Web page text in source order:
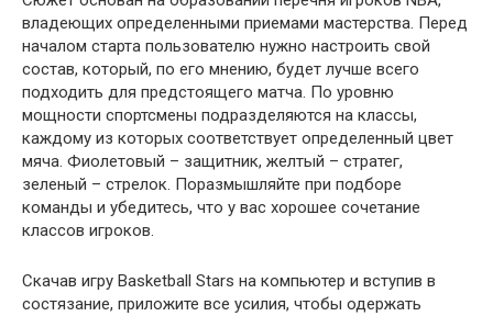
владеющих определенными приемами мастерства. Перед
началом старта пользователю нужно настроить свой
состав, который, по его мнению, будет лучше всего
подходить для предстоящего матча. По уровню
мощности спортсмены подразделяются на классы,
каждому из которых соответствует определенный цвет
мяча. Фиолетовый – защитник, желтый – стратег,
зеленый – стрелок. Поразмышляйте при подборе
команды и убедитесь, что у вас хорошее сочетание
классов игроков.
Скачав игру Basketball Stars​ на компьютер и вступив в
состязание, приложите все усилия, чтобы одержать